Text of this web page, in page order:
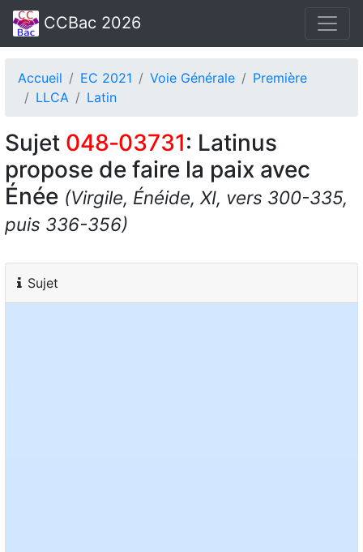
CCBac 2026
Accueil EC 2021 Voie Générale
Première
LLCA
Latin
Sujet 048‑03731: Latinus
propose de faire la paix avec
Énée (Virgile, Énéide, XI, vers 300-335,
puis 336-356)
Sujet